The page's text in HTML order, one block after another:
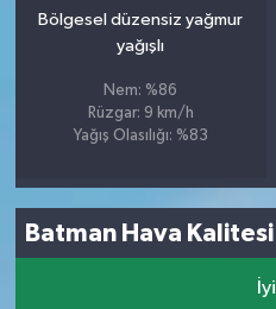
Bölgesel düzensiz yağmur
yağışlı
Nem: %86
Rüzgar: 9 km/h
Yağış Olasılığı: %83
Batman Hava Kalitesi
İyi